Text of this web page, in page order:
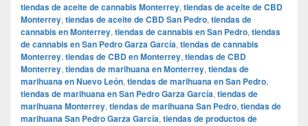
tiendas de aceite de cannabis Monterrey, tiendas de aceite de CBD
Monterrey, tiendas de aceite de CBD San Pedro, tiendas de
cannabis en Monterrey, tiendas de cannabis en San Pedro, tiendas
de cannabis en San Pedro Garza García, tiendas de cannabis
Monterrey, tiendas de CBD en Monterrey, tiendas de CBD
Monterrey, tiendas de marihuana en Monterrey, tiendas de
marihuana en Nuevo León, tiendas de marihuana en San Pedro,
tiendas de marihuana en San Pedro Garza García, tiendas de
marihuana Monterrey, tiendas de marihuana San Pedro, tiendas de
marihuana San Pedro Garza García, tiendas de productos de